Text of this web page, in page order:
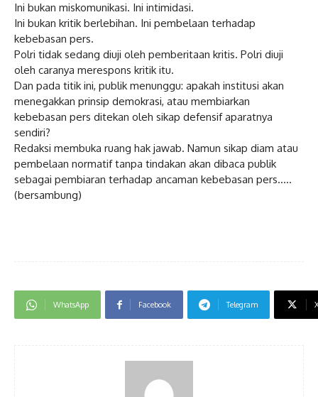
Ini bukan miskomunikasi. Ini intimidasi.
Ini bukan kritik berlebihan. Ini pembelaan terhadap
kebebasan pers.
Polri tidak sedang diuji oleh pemberitaan kritis. Polri diuji
oleh caranya merespons kritik itu.
Dan pada titik ini, publik menunggu: apakah institusi akan
menegakkan prinsip demokrasi, atau membiarkan
kebebasan pers ditekan oleh sikap defensif aparatnya
sendiri?
Redaksi membuka ruang hak jawab. Namun sikap diam atau
pembelaan normatif tanpa tindakan akan dibaca publik
sebagai pembiaran terhadap ancaman kebebasan pers…..
(bersambung)
WhatsApp Facebook Telegram